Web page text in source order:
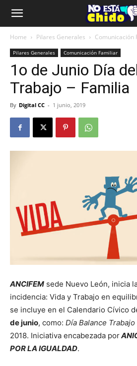
Home Pilares Generales Comunicación
Pilares Generales Comunicación Familiar
1o de Junio Día
Trabajo – Familia
By Digital CC - 1 junio, 2019
ANCIFEM sede Nuevo León, inicia
incidencia: Vida y Trabajo en
se incluye en el Calendario Cívico
de junio, como: Día Balance Trabajo
2018. Iniciativa encabezada por
POR LA IGUALDAD.